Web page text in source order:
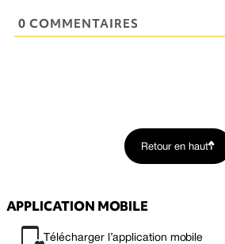
0 COMMENTAIRES
Retour en haut
APPLICATION MOBILE
Télécharger l’application mobile